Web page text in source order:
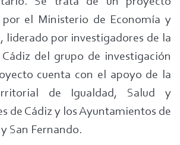
por el Ministerio de Economía y
liderado por investigadores de la
Cádiz del grupo de investigación
cuenta con el apoyo de la
de Igualdad, Salud y
de Cádiz y los Ayuntamientos de
San Fernando.